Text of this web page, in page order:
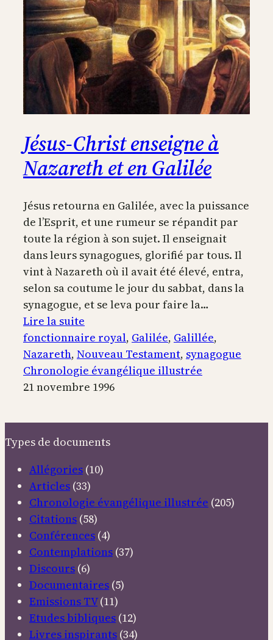
Jésus-Christ enseigne à
Nazareth et en Galilée
Jésus retourna en Galilée, avec la puissance
de l’Esprit, et une rumeur se répandit par
toute la région à son sujet. Il enseignait
dans leurs synagogues, glorifié par tous. Il
vint à Nazareth où il avait été élevé, entra,
selon sa coutume le jour du sabbat, dans la
synagogue, et se leva pour faire la…
Lire la suite
Jésus-
Christ
enseigne
à
et
fonctionnaire royal, Galilée, Galillée
Nazareth, Nouveau Testament, synagogue
Chronologie évangélique illustrée
21 novembre 1996
Types de documents
Allégories (10)
Articles (33)
Chronologie évangélique illustrée (205)
Citations (58)
Conférences (4)
Contemplations (37)
Discours (6)
Documentaires (5)
Emissions TV(11)
Etudes bibliques (12)
Livres inspirants (34)